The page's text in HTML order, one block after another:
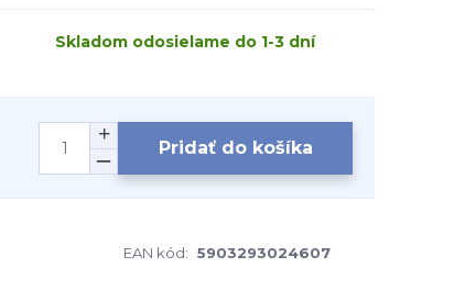
Skladom odosielame do 1-3 dní
Pridať do košíka
EAN kód: 5903293024607